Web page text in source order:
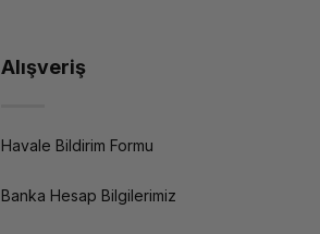
Alışveriş
Havale Bildirim Formu
Banka Hesap Bilgilerimiz